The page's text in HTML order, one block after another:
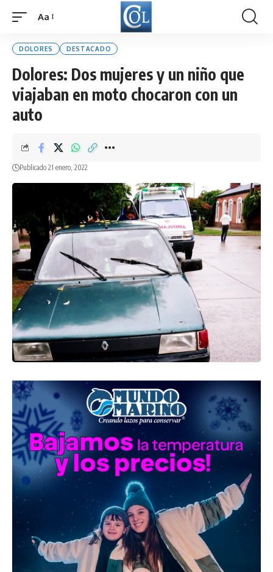
Font
Aa
DOLORES DESTACADO
Dolores: Dos mujeres y un niño que
viajaban en moto chocaron con un
auto
Publicado 21 enero, 2022